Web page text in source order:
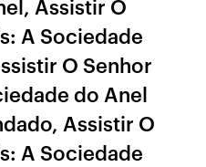
Assistir O
A Sociedade
O Senhor
do Anel
Assistir O
A Sociedade